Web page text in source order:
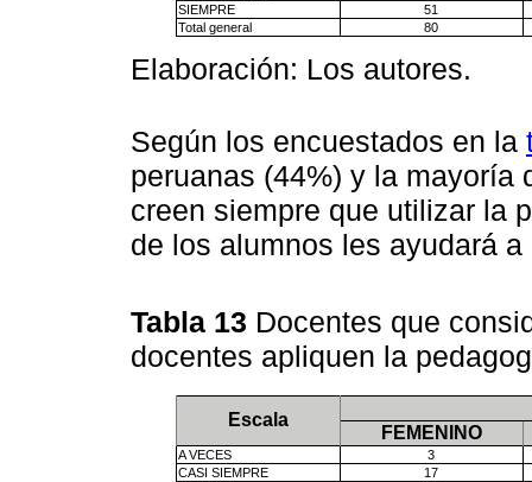
SIEMPRE
51
Total general
80
Elaboración: Los autores.
Según los encuestados en la
peruanas (44%) y la mayoría
creen siempre que utilizar la
de los alumnos les ayudará
Tabla 13 Docentes que
docentes apliquen la
Escala
FEMENINO
A VECES
3
CASI SIEMPRE
17